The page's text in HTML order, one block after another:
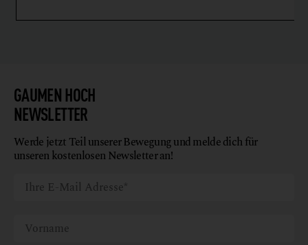
GAUMEN HOCH
NEWSLETTER
Werde jetzt Teil unserer Bewegung und melde dich für
unseren kostenlosen Newsletter an!